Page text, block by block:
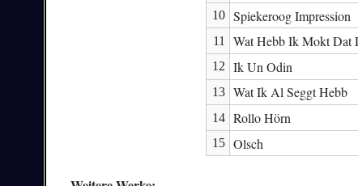
10 Spiekeroog Impression
11 Wat Hebb Ik Mokt Dat
12 Ik Un Odin
13 Wat Ik Al Seggt Hebb
14 Rollo Hörn
15 Olsch